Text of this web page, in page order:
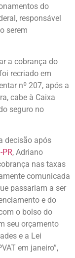
do
responsável
serem
a cobrança do
recriado em
nº 207, após a
cabe à Caixa
seguro no
decisão após
PR, Adriano
nas taxas
comunicada
passariam a ser
e do
o bolso do
seu orçamento
e a Lei
em janeiro”,